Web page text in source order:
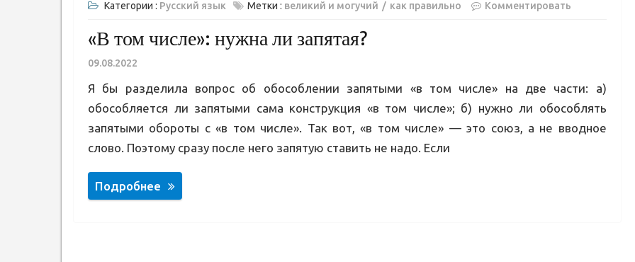
Категории : Русский язык Метки : великий и могучий как правильно Комментировать
«В том числе»: нужна ли запятая?
09.08.2022
Я бы разделила вопрос об обособлении запятыми «в том числе» на две части: а)
обособляется ли запятыми сама конструкция «в том числе»; б) нужно ли обособлять
запятыми обороты с «в том числе». Так вот, «в том числе» — это союз, а не вводное
слово. Поэтому сразу после него запятую ставить не надо. Если
Подробнее